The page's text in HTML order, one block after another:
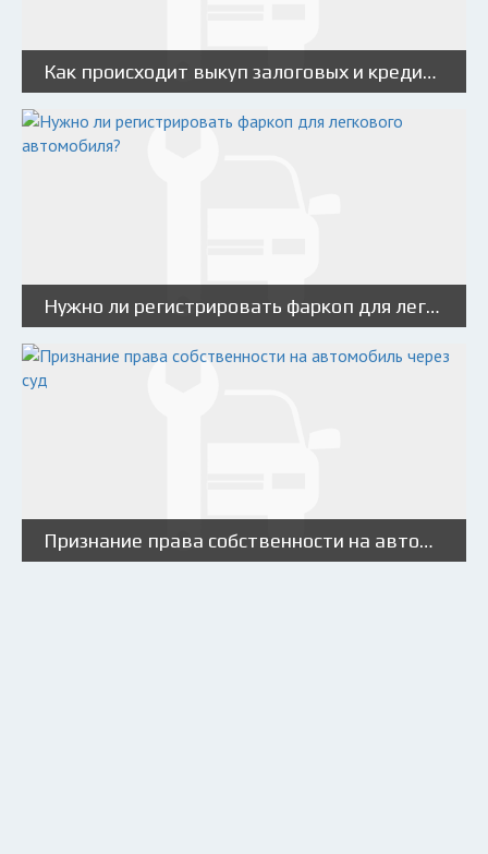
Как происходит выкуп залоговых и кредитных авто: особенности и порядок действий
Нужно ли регистрировать фаркоп для легкового автомобиля?
Признание права собственности на автомобиль через суд